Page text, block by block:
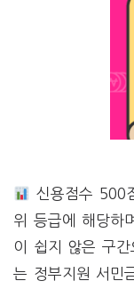
신용점수 500
위 등급에 해당하
이 쉽지 않은 구간
는 정부지원 서민